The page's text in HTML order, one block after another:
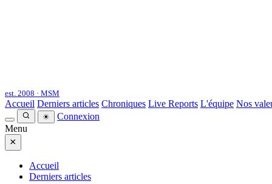
est. 2008 · MSM
Accueil Derniers articles Chroniques Live Reports L'équipe Nos
☀
Connexion
Menu
×
Accueil
Derniers articles